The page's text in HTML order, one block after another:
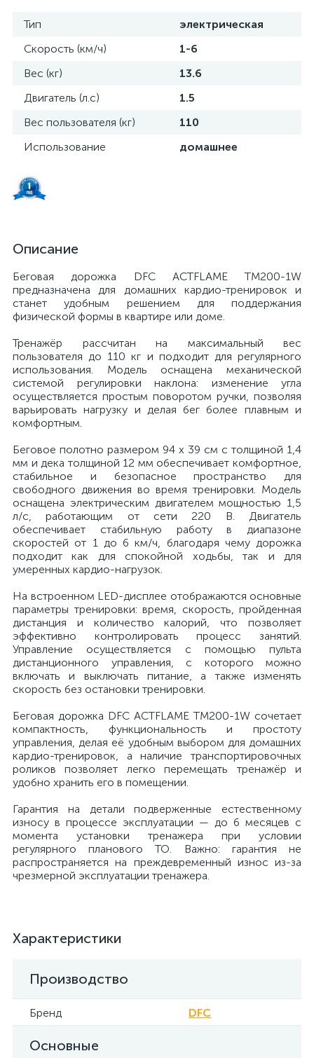
Тип
электрическая
Скорость (км/ч)
1-6
Вес (кг)
13.6
Двигатель (л.с)
1.5
Вес пользователя (кг)
110
Использование
домашнее
Описание
Беговая дорожка DFC ACTFLAME TM200-1W
предназначена для домашних кардио-тренировок и
станет удобным решением для поддержания
физической формы в квартире или доме.
Тренажёр рассчитан на максимальный вес
пользователя до 110 кг и подходит для регулярного
использования. Модель оснащена механической
системой регулировки наклона: изменение угла
осуществляется простым поворотом ручки, позволяя
варьировать нагрузку и делая бег более плавным и
комфортным.
Беговое полотно размером 94 х 39 см с толщиной 1,4
мм и дека толщиной 12 мм обеспечивает комфортное,
стабильное и безопасное пространство для
свободного движения во время тренировки. Модель
оснащена электрическим двигателем мощностью 1,5
л/с, работающим от сети 220 В. Двигатель
обеспечивает стабильную работу в диапазоне
скоростей от 1 до 6 км/ч, благодаря чему дорожка
подходит как для спокойной ходьбы, так и для
умеренных кардио-нагрузок.
На встроенном LED-дисплее отображаются основные
параметры тренировки: время, скорость, пройденная
дистанция и количество калорий, что позволяет
эффективно контролировать процесс занятий.
Управление осуществляется с помощью пульта
дистанционного управления, с которого можно
включать и выключать питание, а также изменять
скорость без остановки тренировки.
Беговая дорожка DFC ACTFLAME TM200-1W сочетает
компактность, функциональность и простоту
управления, делая её удобным выбором для домашних
кардио-тренировок, а наличие транспортировочных
роликов позволяет легко перемещать тренажёр и
удобно хранить его в помещении.
Гарантия на детали подверженные естественному
износу в процессе эксплуатации — до 6 месяцев с
момента установки тренажера при условии
регулярного планового ТО. Важно: гарантия не
распространяется на преждевременный износ из-за
чрезмерной эксплуатации тренажера.
Характеристики
Производство
Бренд DFC
Основные